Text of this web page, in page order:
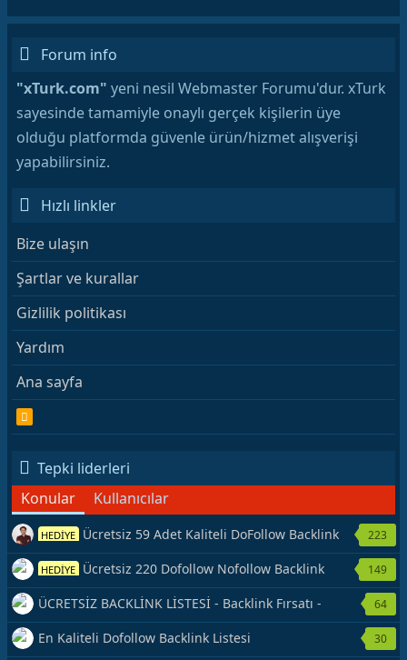
Forum info
"xTurk.com" yeni nesil Webmaster Forumu'dur. xTurk
sayesinde tamamiyle onaylı gerçek kişilerin üye
olduğu platformda güvenle ürün/hizmet alışverişi
yapabilirsiniz.
Hızlı linkler
Bize ulaşın
Şartlar ve kurallar
Gizlilik politikası
Yardım
Ana sayfa
S
Tepki liderleri
Konular
Kullanıcılar
HEDİYE Ücretsiz 59 Adet Kaliteli DoFollow Backlink
Kaynağı Veriyorum.
223
HEDİYE Ücretsiz 220 Dofollow Nofollow Backlink
Veriyorum
149
ÜCRETSİZ BACKLİNK LİSTESİ - Backlink Fırsatı -
Hemen Yetiş!
64
En Kaliteli Dofollow Backlink Listesi 30